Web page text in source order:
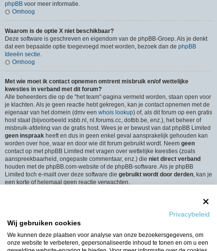
Privacybeleid
Wij gebruiken cookies
We kunnen deze plaatsen voor analyse van onze bezoekersgegevens, om
onze website te verbeteren, gepersonaliseerde inhoud te tonen en om u een
phpBB voor meer informatie.
Omhoog
Waarom is de optie X niet beschikbaar?
Deze software is geschreven en eigendom van de phpBB-Groep. Als je denkt
dat een bepaalde optie toegevoegd moet worden, bezoek dan de phpBB
Ideeën sectie.
Omhoog
Met wie moet ik contact opnemen omtrent misbruik en/of wettelijke
kwesties in verband met dit forum?
Alle beheerders die op de "het team"-pagina vermeld worden, staan open voor
je klachten. Als je geen reactie hebt gekregen, kan je contact opnemen met de
eigenaar van het domein (dmv een whois lookup) of, als dit forum op een gratis
host staat (bijvoorbeeld xsbb.nl, nl.forums.cc, dotbb.be, enz.), het beheer of
misbruik-afdeling van de gratis host. Wees je er bewust van dat phpBB Limited
geen inspraak heeft en dus in geen enkel geval aansprakelijk gehouden kan
worden over hoe, waar en door wie dit forum gebruikt wordt. Neem geen
contact op met phpBB Limited met vragen over wettelijke kwesties (zoals
aanspreekbaarheid, ongepaste commentaar, enz.) die niet direct verband
houden met de phpBB.com-website of de phpBB-software. Als je phpBB
Limited toch e-mailt over deze software die gebruikt wordt door derden, kan je
een korte of helemaal geen reactie verwachten.
Alle gebruikers van het forum kunnen gebruik maken van het “Contact”-
formulier, als de optie is ingeschakeld door de beheerders.
Leden van het forum kunnen ook gebruik maken van de “Het Team”-link.
Omhoog